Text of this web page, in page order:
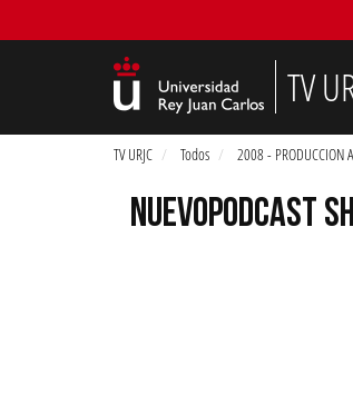
TV
TV URJC Todos 2008 - PRODUCCION
NUEVOPODCAST